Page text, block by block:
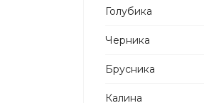
Голубика
Черника
Брусника
Калина